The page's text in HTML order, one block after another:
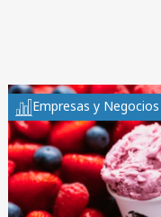
Empresas y Negocios